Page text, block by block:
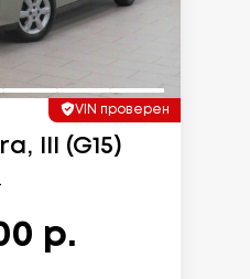
VIN проверен
III (G15)
р.